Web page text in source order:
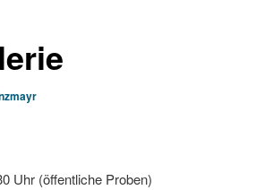
Uhr (öffentliche Proben)